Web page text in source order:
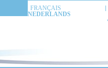
FRANÇAIS
NEDERLANDS